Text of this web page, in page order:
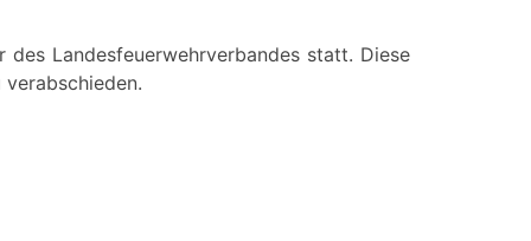
Landesfeuerwehrverbandes statt. Diese